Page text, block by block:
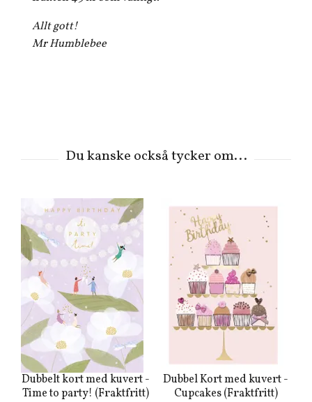
Allt gott!
Mr Humblebee
Dubbelt kort med kuvert -
Time to party! (Fraktfritt)
Dubbel Kort med kuvert -
Cupcakes (Fraktfritt)